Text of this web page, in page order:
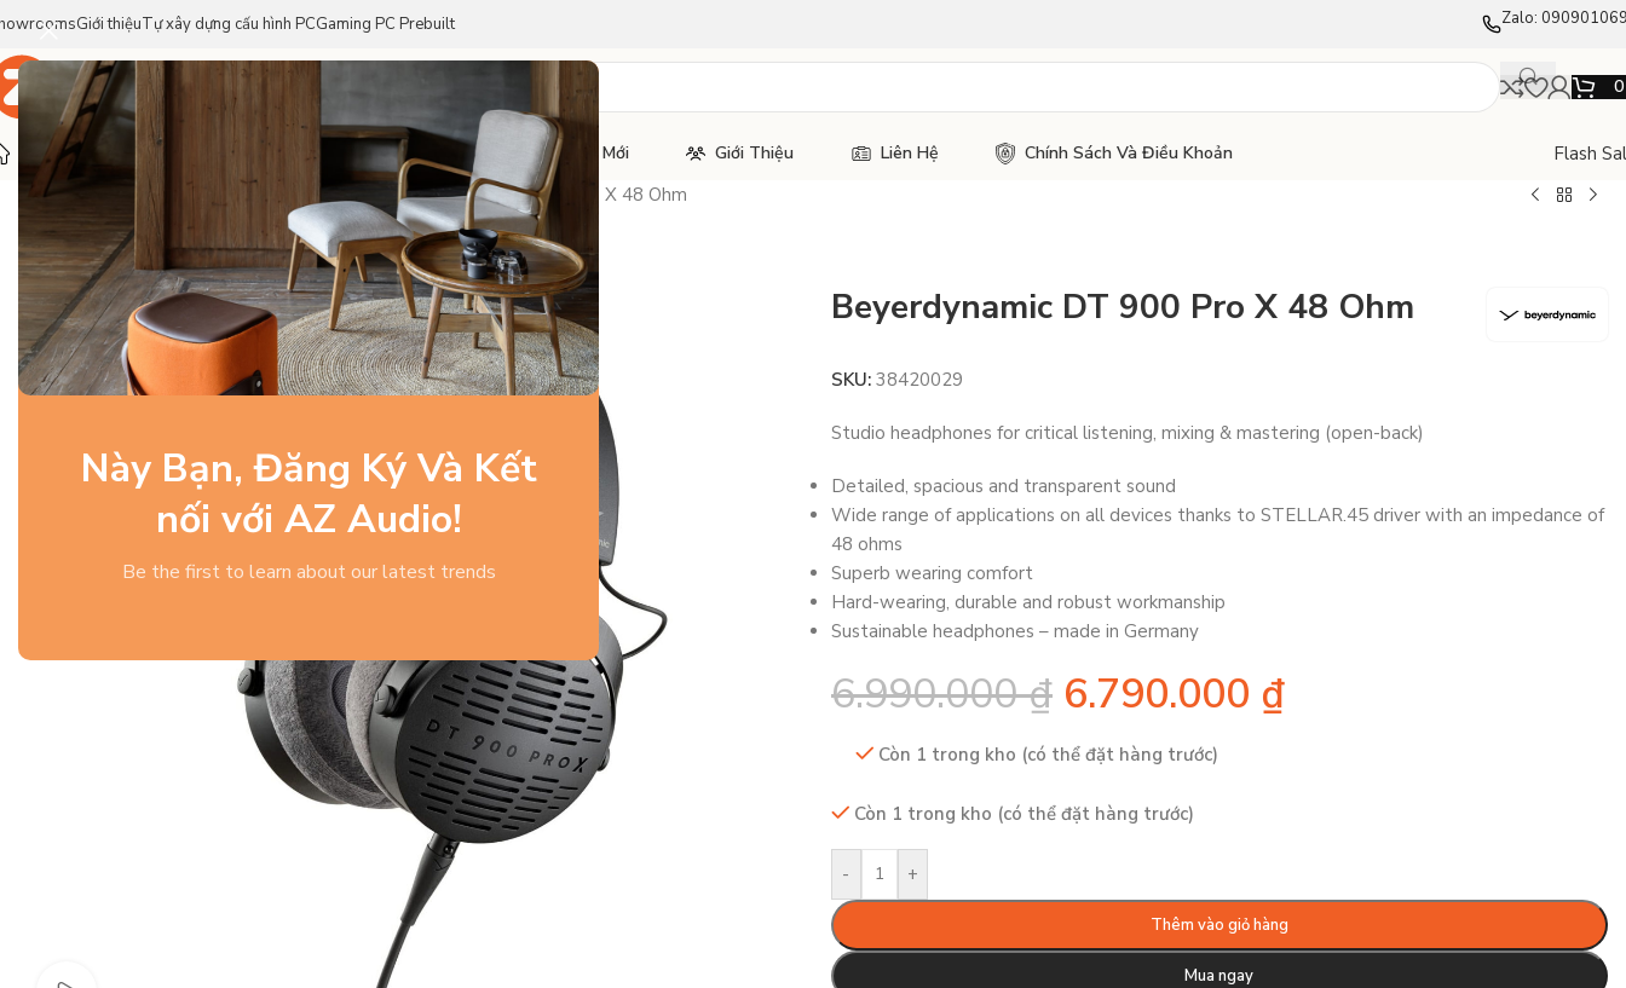
Này Bạn, Đăng Ký Và Kết
nối với AZ Audio!
Be the first to learn about our latest trends
Giới thiệuTự xây dựng cấu hình PCGaming PC Prebuilt Zalo:
Trang Chủ Sản Phẩm Thương Hiệu Tin Tức Mới Giới Thiệu Liên Hệ Chính Sách Và Điều Khoản
Flash
Trang chủ
Tai Nghe Tai nghe phòng thu Beyerdynamic DT 900 Pro X 48 Ohm
-3% Beyerdynamic DT 900 Pro X 48 Ohm
SKU: 38420029
Studio headphones for critical listening, mixing & mastering (open-back)
Detailed, spacious and transparent sound
Wide range of applications on all devices thanks to STELLAR.45 driver with an impedance of
48 ohms
Superb wearing comfort
Hard-wearing, durable and robust workmanship
Sustainable headphones – made in Germany
6.990.000₫ 6.790.000 ₫
Còn 1 trong kho (có thể đặt hàng trước)
Còn 1 trong kho (có thể đặt hàng trước)
- +
Thêm vào giỏ hàng
Mua ngay